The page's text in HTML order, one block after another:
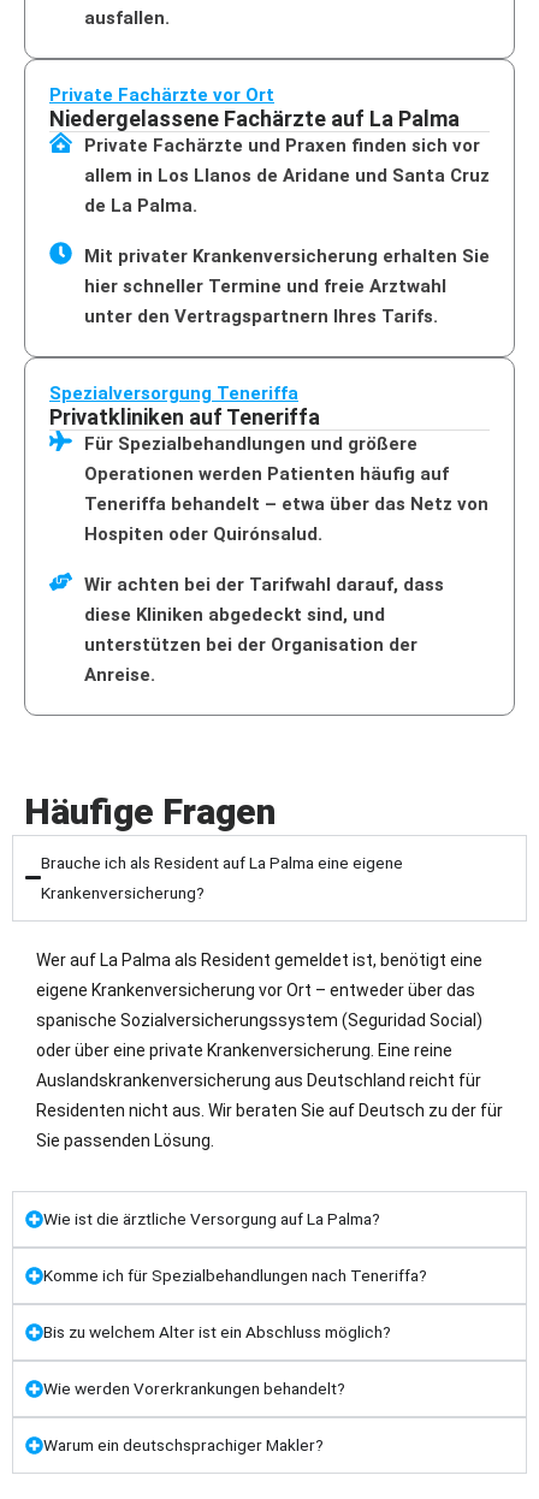
ausfallen.
Private Fachärzte vor Ort
Niedergelassene Fachärzte auf La Palma
Private Fachärzte und Praxen finden sich vor
allem in Los Llanos de Aridane und Santa Cruz
de La Palma.
Mit privater Krankenversicherung erhalten Sie
hier schneller Termine und freie Arztwahl
unter den Vertragspartnern Ihres Tarifs.
Spezialversorgung Teneriffa
Privatkliniken auf Teneriffa
Für Spezialbehandlungen und größere
Operationen werden Patienten häufig auf
Teneriffa behandelt – etwa über das Netz von
Hospiten oder Quirónsalud.
Wir achten bei der Tarifwahl darauf, dass
diese Kliniken abgedeckt sind, und
unterstützen bei der Organisation der
Anreise.
Häufige Fragen
Brauche ich als Resident auf La Palma eine eigene
Krankenversicherung?
Wer auf La Palma als Resident gemeldet ist, benötigt eine
eigene Krankenversicherung vor Ort – entweder über das
spanische Sozialversicherungssystem (Seguridad Social)
oder über eine private Krankenversicherung. Eine reine
Auslandskrankenversicherung aus Deutschland reicht für
Residenten nicht aus. Wir beraten Sie auf Deutsch zu der für
Sie passenden Lösung.
Wie ist die ärztliche Versorgung auf La Palma?
Komme ich für Spezialbehandlungen nach Teneriffa?
Bis zu welchem Alter ist ein Abschluss möglich?
Wie werden Vorerkrankungen behandelt?
Warum ein deutschsprachiger Makler?